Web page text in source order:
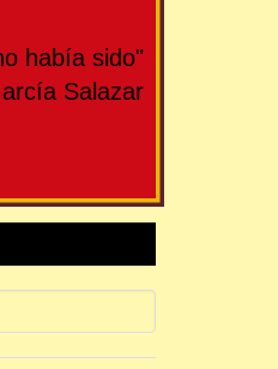
había sido"
Salazar